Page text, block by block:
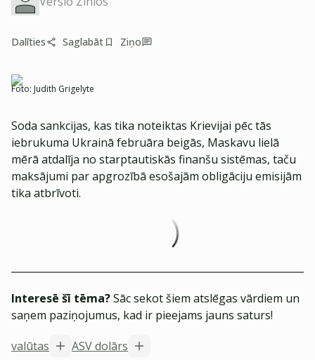
Dalīties Saglabāt Ziņo
Foto: Judith Grigelyte
Soda sankcijas, kas tika noteiktas Krievijai pēc tās
iebrukuma Ukrainā februāra beigās, Maskavu lielā
mērā atdalīja no starptautiskās finanšu sistēmas, taču
maksājumi par apgrozībā esošajām obligāciju emisijām
tika atbrīvoti.
Interesē šī tēma?Sāc sekot šiem atslēgas vārdiem un
saņem paziņojumus, kad ir pieejams jauns saturs!
valūtas
ASV dolārs